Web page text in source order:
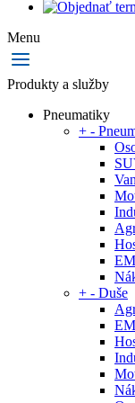
Menu
Produkty a služby
Pneumatiky
+ -
EM
+ - Duše
EM